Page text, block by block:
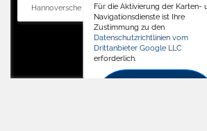
Hannoversche Str. 34, 31688 Nienstädt
Für die Aktivierung der Karten-
Navigationsdienste ist Ihre
Zustimmung zu den
Datenschutzrichtlinien vom
Drittanbieter Google LLC
erforderlich.